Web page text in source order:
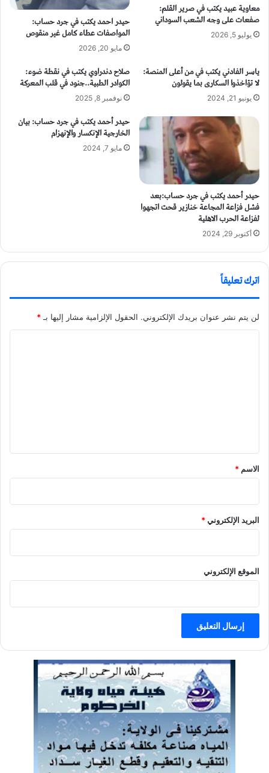
معاوية عبيد يكتب في صرير القلم:
صفعات على وجه الشعب السوداني
يوليو 5, 2026
حيدر احمد يكتب في جرد حساب:
المواصفات عطاء كامل غير منقوص
مايو 20, 2026
ياسر الفادني يكتب في من أعلى المنصة:
لا تؤاخذوا السكارى بما يقولون
يونيو 21, 2024
صلاح دندراوي يكتب في نقطة ضوء:
الكوادر الطبية..جنود في قلب المعركة
نوفمبر 8, 2025
حيدر أحمد يكتب في جرد حساب:بعد
فشل فزاعة المجاعة خنازير قحت اتجهوا
لفزاعة الحرب الاهلية
أكتوبر 29, 2024
حيدر أحمد يكتب في جرد حساب: بيان
الخارجية الإنكسار والإنهزام
مايو 7, 2024
اترك تعليقاً
لن يتم نشر عنوان بريدك الإلكتروني. الحقول الإلزامية مشار إليها بـ *
الاسم *
البريد الإلكتروني*
الموقع الإلكتروني